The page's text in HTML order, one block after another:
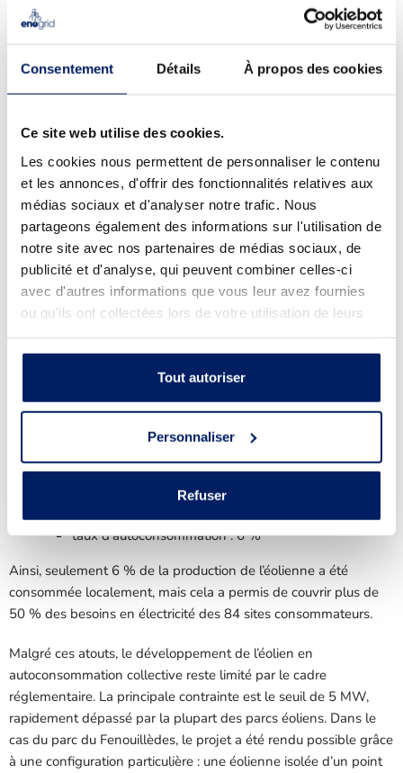
Consentement Détails À propos des cookies
Ce site web utilise des cookies.
Les cookies nous permettent de personnaliser le contenu
et les annonces, d'offrir des fonctionnalités relatives aux
médias sociaux et d'analyser notre trafic. Nous
partageons également des informations sur l'utilisation de
notre site avec nos partenaires de médias sociaux, de
publicité et d'analyse, qui peuvent combiner celles-ci
avec d'autres informations que vous leur avez fournies
ou qu'ils ont collectées lors de votre utilisation de leurs
Tout autoriser
Personnaliser
Refuser
L’éolien, également adapté à
L’éolien est très bien adapté à l’autoconsommation collective,
pour peu que le cadre réglementaire le permette.
« Nos éoliennes produisent au moins 80 % du temps.
Ce pourcentage correspond au temps pendant
lequel elle génère de l’énergie, ce qui est très
différent du facteur de charge (environ 25 à 30 %),
qui correspond à une production à pleine puissance.
Même sans tourner à pleine puissance, les taux de
couverture sont très intéressants, quels que soient
les consommateurs en face. »
- Thomas Duffes, Coordinateur Occitanie chez Valeco
Dans le cas de cette opération, les résultats au premier trimestre
2026 sont parlants :
taux d’autoproduction : 55 %
taux d’autoconsommation : 6 %
Ainsi, seulement 6 % de la production de l’éolienne a été
consommée localement, mais cela a permis de couvrir plus de
50 % des besoins en électricité des 84 sites consommateurs.
Malgré ces atouts, le développement de l’éolien en
autoconsommation collective reste limité par le cadre
réglementaire. La principale contrainte est le seuil de 5 MW,
rapidement dépassé par la plupart des parcs éoliens. Dans le
cas du parc du Fenouillèdes, le projet a été rendu possible grâce
à une configuration particulière : une éolienne isolée d’un point